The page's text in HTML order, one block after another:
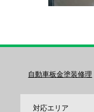
自動車板金塗装修理
対応エリア